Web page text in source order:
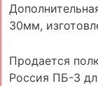
30мм,
Продается
Россия ПБ-3